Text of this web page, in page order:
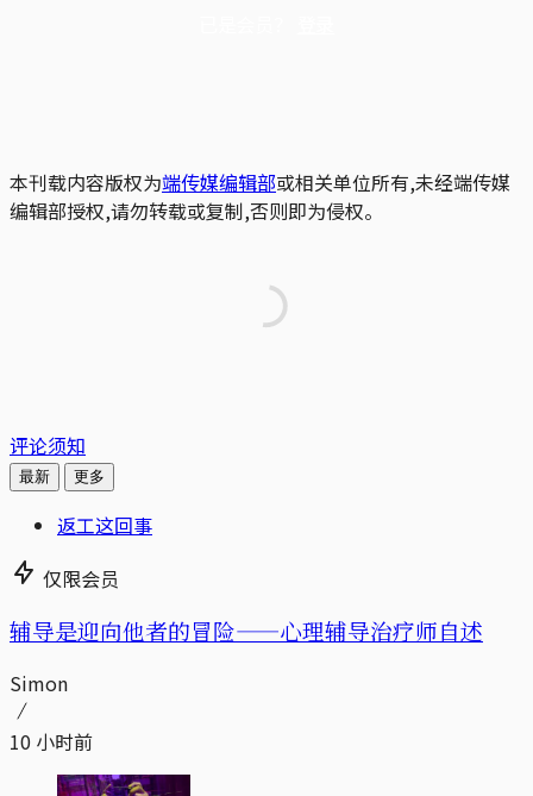
本刊载内容版权为端传媒编辑部或相关单位所有,未经端传媒
编辑部授权,请勿转载或复制,否则即为侵权。
评论须知
最新 更多
返工这回事
仅限会员
辅导是迎向他者的冒险——心理辅导治疗师自述
Simon
10 小时前